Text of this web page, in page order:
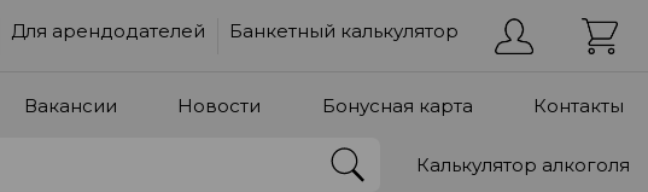
Для арендодателей Банкетный калькулятор
Вакансии Новости Бонусная карта Контакты
Калькулятор алкоголя